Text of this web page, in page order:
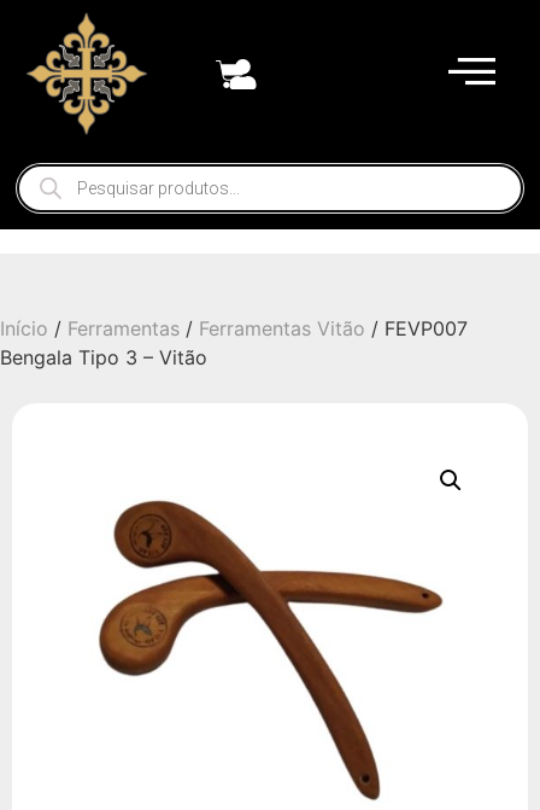
Início / Ferramentas / Ferramentas Vitão / FEVP007
Bengala Tipo 3 – Vitão